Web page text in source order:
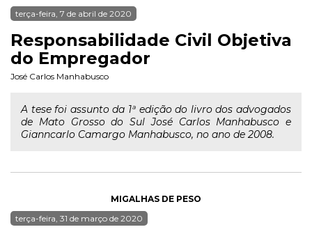
terça-feira, 7 de abril de 2020
Responsabilidade Civil Objetiva
do Empregador
José Carlos Manhabusco
A tese foi assunto da 1ª edição do livro dos advogados
de Mato Grosso do Sul José Carlos Manhabusco e
Gianncarlo Camargo Manhabusco, no ano de 2008.
MIGALHAS DE PESO
terça-feira, 31 de março de 2020